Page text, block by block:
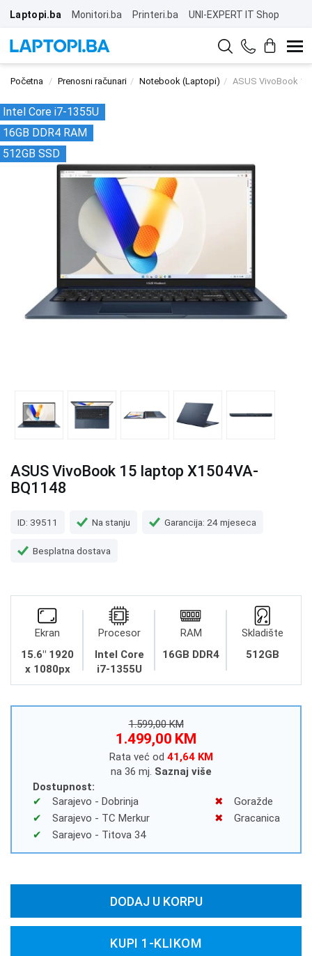
Laptopi.ba Monitori.ba Printeri.ba UNI-EXPERT IT Shop
Početna Prenosni računari Notebook (Laptopi) ASUS VivoBook
Intel Core i7-1355U
16GB DDR4 RAM
512GB SSD
ASUS VivoBook 15 laptop X1504VA-
BQ1148
ID: 39511 Na stanju Garancija: 24 mjeseca
Besplatna dostava
Ekran
15.6" 1920
x 1080px
Procesor
Intel Core
i7-1355U
RAM
16GB DDR4
Skladište
512GB
1.599,00 KM
1.499,00 KM
Rata već od 41,64 KM
na 36 mj. Saznaj više
Dostupnost:
Sarajevo - Dobrinja
Sarajevo - TC Merkur
Sarajevo - Titova 34
Goražde
Gracanica
DODAJ U KORPU
KUPI 1-KLIKOM